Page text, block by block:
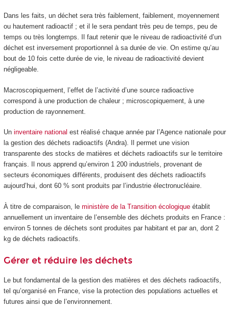
Dans les faits, un déchet sera très faiblement, faiblement, moyennement
ou hautement radioactif ; et il le sera pendant très peu de temps, peu de
temps ou très longtemps. Il faut retenir que le niveau de radioactivité d’un
déchet est inversement proportionnel à sa durée de vie. On estime qu’au
bout de 10 fois cette durée de vie, le niveau de radioactivité devient
négligeable.
Macroscopiquement, l’effet de l’activité d’une source radioactive
correspond à une production de chaleur ; microscopiquement, à une
production de rayonnement.
Un inventaire national est réalisé chaque année par l’Agence nationale pour
la gestion des déchets radioactifs (Andra). Il permet une vision
transparente des stocks de matières et déchets radioactifs sur le territoire
français. Il nous apprend qu’environ 1 200 industriels, provenant de
secteurs économiques différents, produisent des déchets radioactifs
aujourd’hui, dont 60 % sont produits par l’industrie électronucléaire.
À titre de comparaison, le ministère de la Transition écologiqueétablit
annuellement un inventaire de l’ensemble des déchets produits en France :
environ 5 tonnes de déchets sont produites par habitant et par an, dont 2
kg de déchets radioactifs.
Gérer et réduire les déchets
Le but fondamental de la gestion des matières et des déchets radioactifs,
tel qu’organisé en France, vise la protection des populations actuelles et
futures ainsi que de l’environnement.